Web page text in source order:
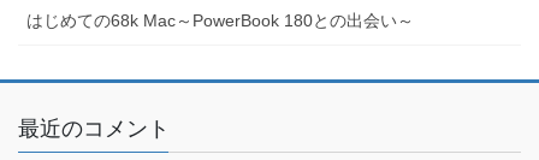
はじめての68k Mac～PowerBook 180との出会い～
最近のコメント